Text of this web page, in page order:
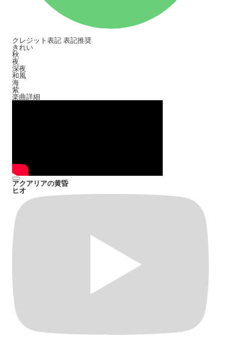
クレジット表記 表記推奨
きれい
秋
夜
深夜
和風
海
紫
楽曲詳細
アクアリアの黄昏
ヒオ